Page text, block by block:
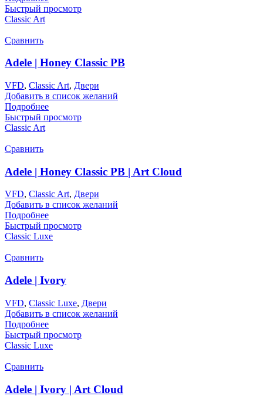
Быстрый просмотр
Classic Art
Сравнить
Adele | Honey Classic PB
VFD, Classic Art, Двери
Добавить в список желаний
Подробнее
Быстрый просмотр
Classic Art
Сравнить
Adele | Honey Classic PB | Art Cloud
VFD, Classic Art, Двери
Добавить в список желаний
Подробнее
Быстрый просмотр
Classic Luxe
Сравнить
Adele | Ivory
VFD, Classic Luxe, Двери
Добавить в список желаний
Подробнее
Быстрый просмотр
Classic Luxe
Сравнить
Adele | Ivory | Art Cloud